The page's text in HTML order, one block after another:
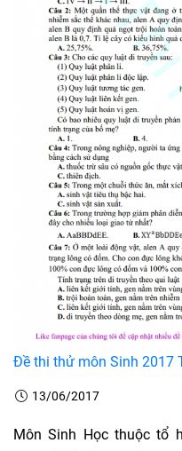
Đề thi thử môn Sinh 2017
13/06/2017
Môn Sinh Học thuộc tổ